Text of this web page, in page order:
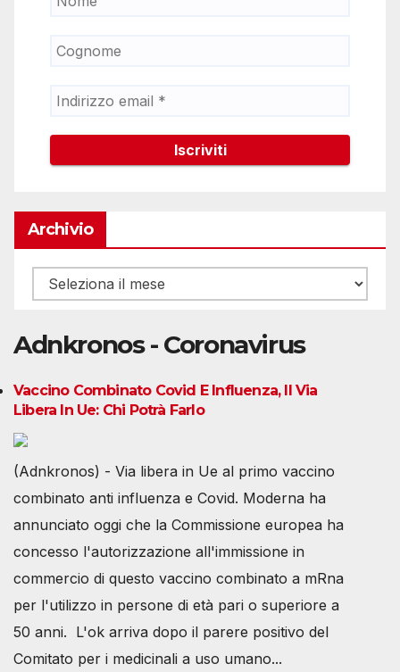
Archivio
Archivio
Adnkronos - Coronavirus
Vaccino Combinato Covid E Influenza, Il Via
Libera In Ue: Chi Potrà Farlo
(Adnkronos) - Via libera in Ue al primo vaccino
combinato anti influenza e Covid. Moderna ha
annunciato oggi che la Commissione europea ha
concesso l'autorizzazione all'immissione in
commercio di questo vaccino combinato a mRna
per l'utilizzo in persone di età pari o superiore a
50 anni. L'ok arriva dopo il parere positivo del
Comitato per i medicinali a uso umano...